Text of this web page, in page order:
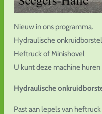
Nieuw in ons programma.
Hydraulische
Heftruck of Minishovel
U kunt deze machine
Hydraulische
Past aan lepels van